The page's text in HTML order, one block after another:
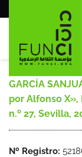
al
GARCÍA
por Alfonso
n.º 27, Sevilla,
Nº Registro: